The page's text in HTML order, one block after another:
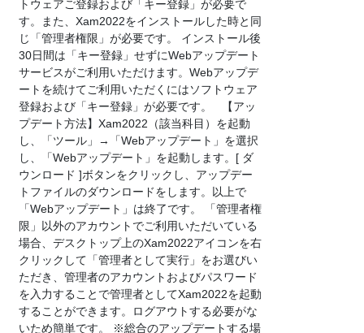
トウェアご登録および「キー登録」が必要で
す。また、Xam2022をインストールした時と同
じ「管理者権限」が必要です。 インストール後
30日間は「キー登録」せずにWebアップデート
サービスがご利用いただけます。Webアップデ
ートを続けてご利用いただくにはソフトウェア
登録および「キー登録」が必要です。 【アッ
プデート方法】Xam2022（該当科目）を起動
し、「ツール」→「Webアップデート」を選択
し、「Webアップデート」を起動します。[ ダ
ウンロード ]ボタンをクリックし、アップデー
トファイルのダウンロードをします。以上で
「Webアップデート」は終了です。 「管理者権
限」以外のアカウントでご利用いただいている
場合、デスクトップ上のXam2022アイコンを右
クリックして「管理者として実行」をお選びい
ただき、管理者のアカウントおよびパスワード
を入力することで管理者としてXam2022を起動
することができます。ログアウトする必要がな
いため簡単です。 ※総合のアップデートする場